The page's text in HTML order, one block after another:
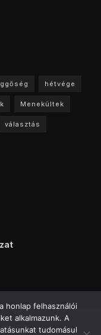
hétvége
Menekültek
választás
honlap felhasználói
alkalmazunk. A
tudomásul